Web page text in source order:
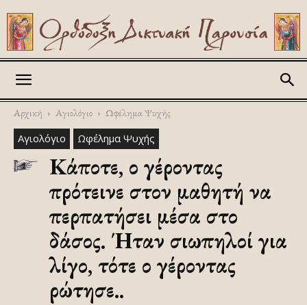
Αρχική Αγιολόγιο Ωφέλημα Ψυχής
Αγιολόγιο Ωφέλημα Ψυχής
Κάποτε, ο γέροντας
πρότεινε στον μαθητή να
περπατήσει μέσα στο
δάσος. Ήταν σιωπηλοί για
λίγο, τότε ο γέροντας
ρώτησε..